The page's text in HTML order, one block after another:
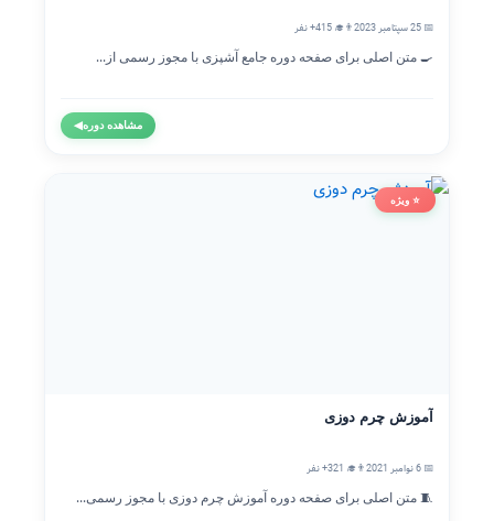
📅 25 سپتامبر 2023
👨‍🎓 415+ نفر
🍳 متن اصلی برای صفحه دوره جامع آشپزی با مجوز رسمی از...
مشاهده دوره◀
⭐ ویژه
آموزش چرم دوزی
📅 6 نوامبر 2021
👨‍🎓 321+ نفر
🧵 متن اصلی برای صفحه دوره آموزش چرم دوزی با مجوز رسمی...